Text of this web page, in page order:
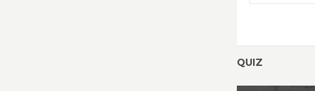
QUIZ